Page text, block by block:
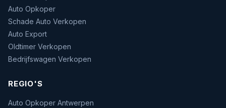
Auto Opkoper
Schade Auto Verkopen
Auto Export
Oldtimer Verkopen
Bedrijfswagen Verkopen
REGIO'S
Auto Opkoper Antwerpen